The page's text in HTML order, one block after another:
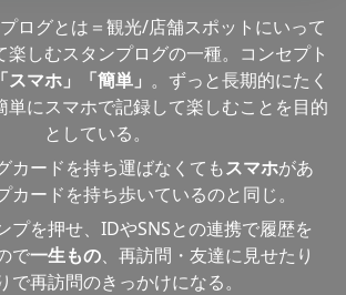
ログとは＝観光/店舗スポットにいって
楽しむスタンプログの一種。コンセプト
スマホ」「簡単」 。ずっと長期的にたく
単にスマホで記録して楽しむことを目的
としている。
カードを持ち運ばなくてもスマホがあ
カードを持ち歩いているのと同じ。
プを押せ、IDやSNSとの連携で履歴を
で一生もの、再訪問・友達に見せたり
で再訪問のきっかけになる。